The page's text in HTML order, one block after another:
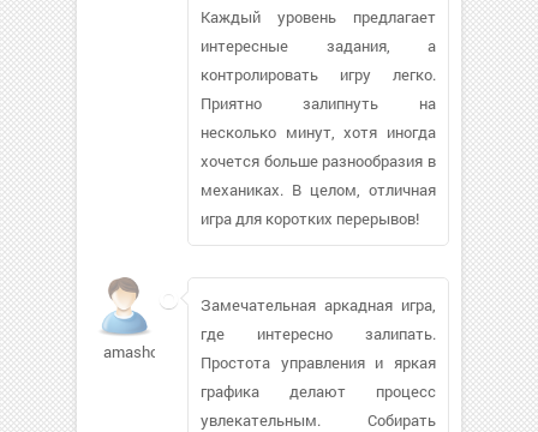
Каждый уровень предлагает
интересные задания, а
контролировать игру легко.
Приятно залипнуть на
несколько минут, хотя иногда
хочется больше разнообразия в
механиках. В целом, отличная
игра для коротких перерывов!
amashok223
Замечательная аркадная игра,
где интересно залипать.
Простота управления и яркая
графика делают процесс
увлекательным. Собирать